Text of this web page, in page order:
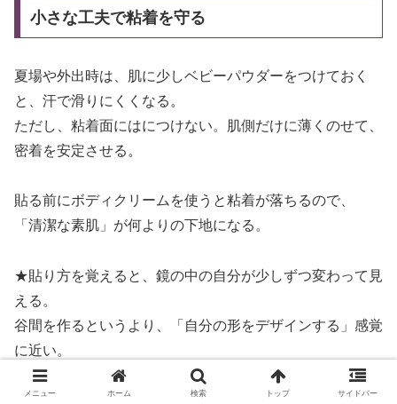
小さな工夫で粘着を守る
夏場や外出時は、肌に少しベビーパウダーをつけておく
と、汗で滑りにくくなる。
ただし、粘着面にはにつけない。肌側だけに薄くのせて、
密着を安定させる。
貼る前にボディクリームを使うと粘着が落ちるので、
「清潔な素肌」が何よりの下地になる。
★貼り方を覚えると、鏡の中の自分が少しずつ変わって見
える。
谷間を作るというより、「自分の形をデザインする」感覚
に近い。
胸のラインが自然に整うと、それだけで姿勢まで変わる。
メニュー ホーム 検索 トップ サイドバー